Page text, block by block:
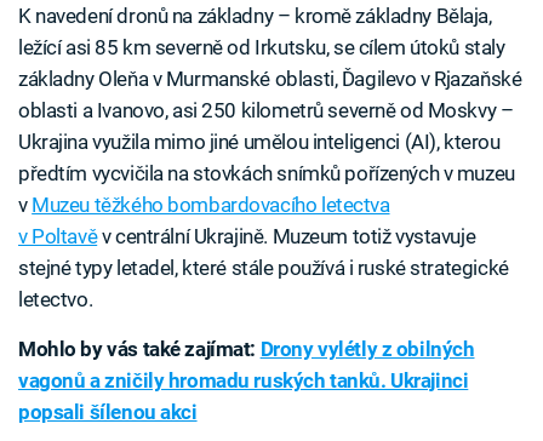
K navedení dronů na základny – kromě základny Bělaja,
ležící asi 85 km severně od Irkutsku, se cílem útoků staly
základny Oleňa v Murmanské oblasti, Ďagilevo v Rjazaňské
oblasti a Ivanovo, asi 250 kilometrů severně od Moskvy –
Ukrajina využila mimo jiné umělou inteligenci (AI), kterou
předtím vycvičila na stovkách snímků pořízených v muzeu
v Muzeu těžkého bombardovacího letectva
v Poltavěv centrální Ukrajině. Muzeum totiž vystavuje
stejné typy letadel, které stále používá i ruské strategické
letectvo.
Mohlo by vás také zajímat: Drony vylétly z obilných
vagonů a zničily hromadu ruských tanků. Ukrajinci
popsali šílenou akci